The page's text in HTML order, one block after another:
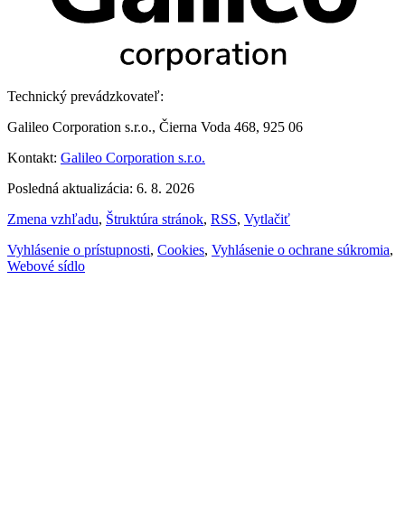
Technický prevádzkovateľ:
Galileo Corporation s.r.o., Čierna Voda 468, 925 06
Kontakt: Galileo Corporation s.r.o.
Posledná aktualizácia: 6. 8. 2026
Zmena vzhľadu, Štruktúra stránok, RSS, Vytlačiť
Vyhlásenie o prístupnosti, Cookies, Vyhlásenie o ochrane súkromia,
Webové sídlo